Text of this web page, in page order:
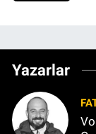
Yazarlar